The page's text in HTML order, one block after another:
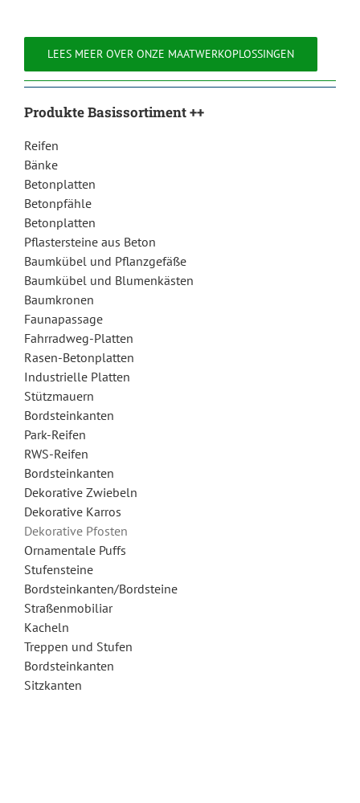
LEES MEER OVER ONZE MAATWERKOPLOSSINGEN
Produkte Basissortiment ++
Reifen
Bänke
Betonplatten
Betonpfähle
Betonplatten
Pflastersteine aus Beton
Baumkübel und Pflanzgefäße
Baumkübel und Blumenkästen
Baumkronen
Faunapassage
Fahrradweg-Platten
Rasen-Betonplatten
Industrielle Platten
Stützmauern
Bordsteinkanten
Park-Reifen
RWS-Reifen
Bordsteinkanten
Dekorative Zwiebeln
Dekorative Karros
Dekorative Pfosten
Ornamentale Puffs
Stufensteine
Bordsteinkanten/Bordsteine
Straßenmobiliar
Kacheln
Treppen und Stufen
Bordsteinkanten
Sitzkanten